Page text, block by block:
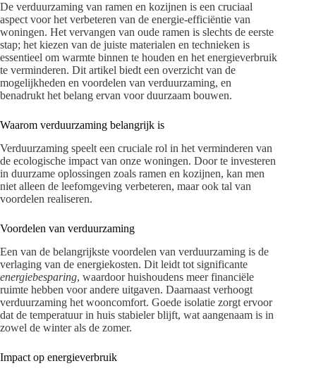
De verduurzaming van ramen en kozijnen is een cruciaal
aspect voor het verbeteren van de energie-efficiëntie van
woningen. Het vervangen van oude ramen is slechts de eerste
stap; het kiezen van de juiste materialen en technieken is
essentieel om warmte binnen te houden en het energieverbruik
te verminderen. Dit artikel biedt een overzicht van de
mogelijkheden en voordelen van verduurzaming, en
benadrukt het belang ervan voor duurzaam bouwen.
Waarom verduurzaming belangrijk is
Verduurzaming speelt een cruciale rol in het verminderen van
de ecologische impact van onze woningen. Door te investeren
in duurzame oplossingen zoals ramen en kozijnen, kan men
niet alleen de leefomgeving verbeteren, maar ook tal van
voordelen realiseren.
Voordelen van verduurzaming
Een van de belangrijkste voordelen van verduurzaming is de
verlaging van de energiekosten. Dit leidt tot significante
energiebesparing, waardoor huishoudens meer financiële
ruimte hebben voor andere uitgaven. Daarnaast verhoogt
verduurzaming het wooncomfort. Goede isolatie zorgt ervoor
dat de temperatuur in huis stabieler blijft, wat aangenaam is in
zowel de winter als de zomer.
Impact op energieverbruik